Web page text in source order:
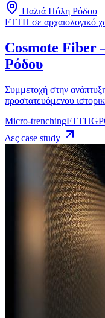
Παλιά Πόλη Ρόδου
FTTH σε αρχαιολογικό
Cosmote
Ρόδου
Συμμετοχή στην
προστατευόμενου
Micro-trenchingFTTH
Δες case study